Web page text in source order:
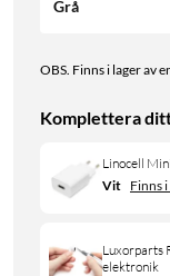
Grå
OBS. Finns i lager av
Komplettera
Linocell
Vit Finns
Luxorparts
elektronik